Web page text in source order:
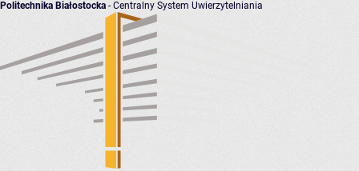
Politechnika Białostocka - Centralny System Uwierzytelniania